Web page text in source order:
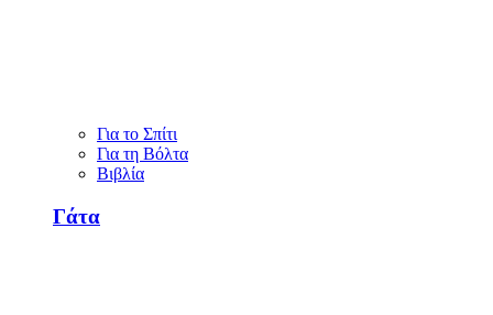
Για το Σπίτι
Για τη Βόλτα
Βιβλία
Γάτα